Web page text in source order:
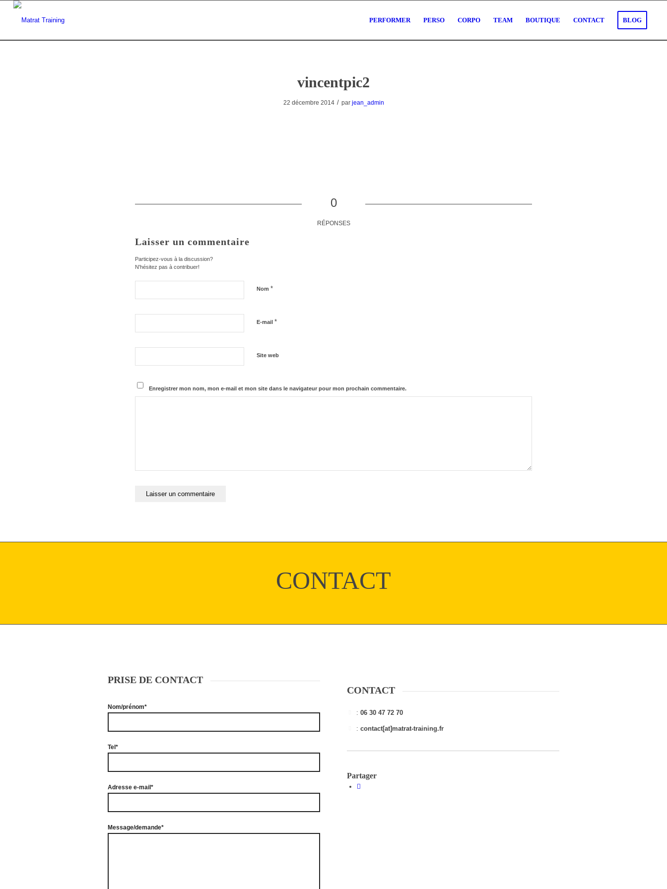
PERFORMER PERSO CORPO TEAM BOUTIQUE CONTACT BLOG
vincentpic2
22 décembre 2014 / par jean_admin
0
RÉPONSES
Laisser un commentaire
Participez-vous à la discussion?
N'hésitez pas à contribuer!
Nom *
E-mail *
Site web
Enregistrer mon nom, mon e-mail et mon site dans le navigateur pour mon prochain commentaire.
CONTACT
PRISE DE CONTACT
Nom/prénom*
Tel*
Adresse e-mail*
Message/demande*
CONTACT
: 06 30 47 72 70
: contact[at]matrat-training.fr
Partager